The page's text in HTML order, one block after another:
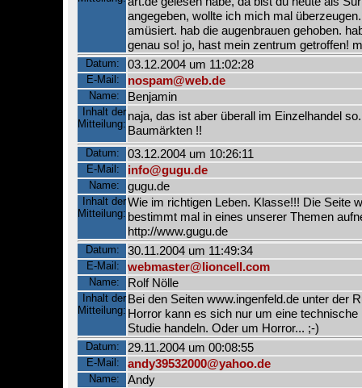
angegeben, wollte ich mich mal
amüsiert. hab die augenbrauen gehoben.
genau so! jo, hast mein zentrum getroffen!
Datum: 03.12.2004 um 11:02:28
E-Mail: nospam@web.de
Name: Benjamin
Inhalt der
Mitteilung:
naja, das ist aber überall im Einzelhandel
Baumärkten !!
Datum: 03.12.2004 um 10:26:11
E-Mail: info@gugu.de
Name: gugu.de
Inhalt der
Mitteilung:
Wie im richtigen Leben. Klasse!!! Die Seite
bestimmt mal in eines unserer Themen
http://www.gugu.de
Datum: 30.11.2004 um 11:49:34
E-Mail: webmaster@lioncell.com
Name: Rolf Nölle
Inhalt der
Mitteilung:
Bei den Seiten www.ingenfeld.de unter der
Horror kann es sich nur um eine
Studie handeln. Oder um Horror... ;-)
Datum: 29.11.2004 um 00:08:55
E-Mail: andy39532000@yahoo.de
Name: Andy